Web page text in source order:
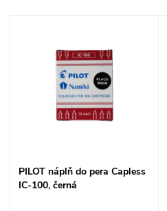
p
Abecedně
sPILOT náplň do pera Capless
IC-100, černá